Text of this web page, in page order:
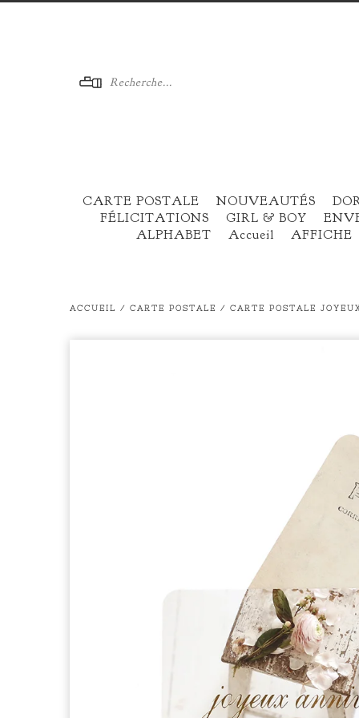
CARTE POSTALE NOUVEAUTÉS
FÉLICITATIONS
GIRL & BOY
ALPHABET
Accueil AFFICHE
ACCUEIL / CARTE POSTALE / CARTE POSTALE